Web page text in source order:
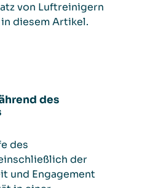
von Luftreinigern
diesem Artikel.
des
des
der
und Engagement